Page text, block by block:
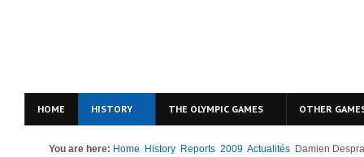
HOME HISTORY THE OLYMPIC GAMES OTHER
You are here: Home History Reports 2009 Actualités Damien